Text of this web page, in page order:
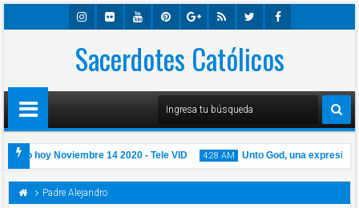
Gra R Be Est E-
Plus
R Ook
Sacerdotes Católicos
hoy Noviembre 14 2020 - Tele VID 4:28 AM Unto God, una expresión
Padre Alejandro